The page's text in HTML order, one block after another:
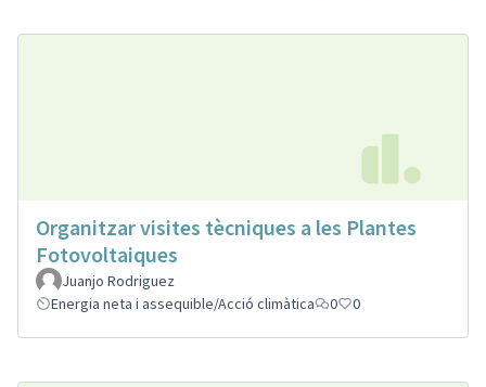
Organitzar visites tècniques a les Plantes
Fotovoltaiques
Juanjo Rodriguez
Energia neta i assequible/Acció climàtica
0 0